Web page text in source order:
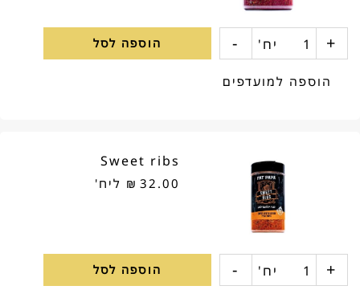
+
כמות
יח' - הוספה לסל
הוספה למועדפים
Sweet ribs
₪ 32.00 ליח'
+
כמות
יח' - הוספה לסל